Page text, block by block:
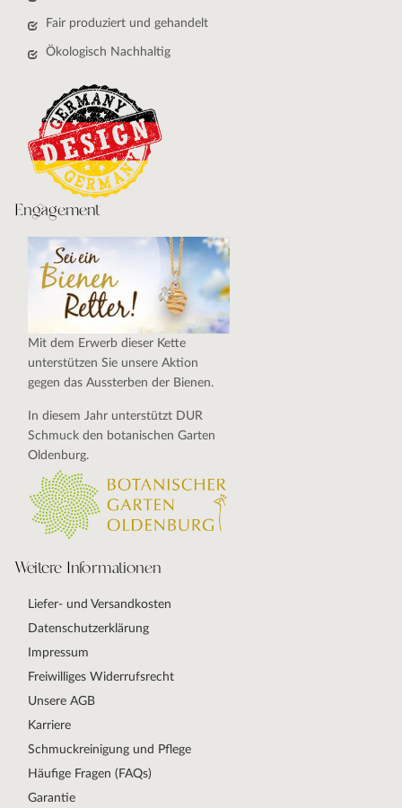
Fair produziert und gehandelt
Ökologisch Nachhaltig
Engagement
Mit dem Erwerb dieser Kette
unterstützen Sie unsere Aktion
gegen das Aussterben der Bienen.
In diesem Jahr unterstützt DUR
Schmuck den botanischen Garten
Oldenburg.
Weitere Informationen
Liefer- und Versandkosten
Datenschutzerklärung
Impressum
Freiwilliges Widerrufsrecht
Unsere AGB
Karriere
Schmuckreinigung und Pflege
Häufige Fragen (FAQs)
Garantie